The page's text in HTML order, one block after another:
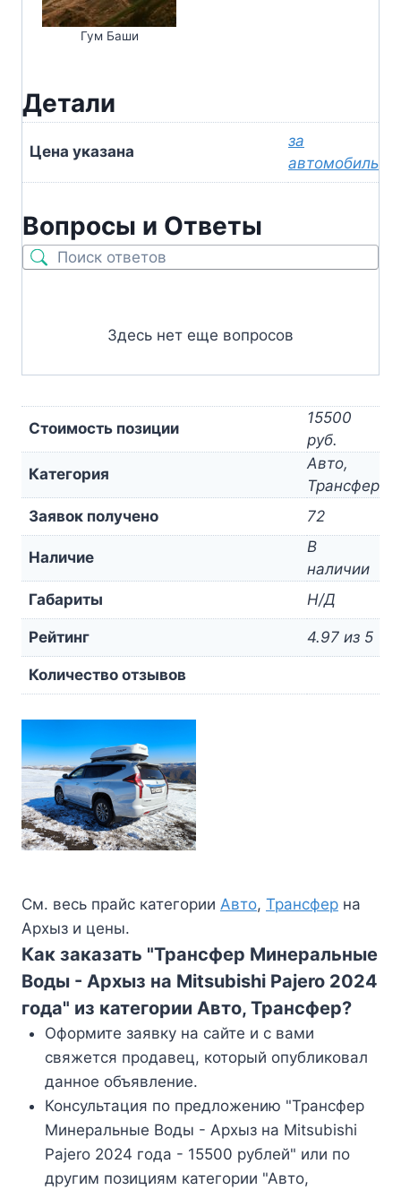
Гум Баши
Детали
Цена указана
за
автомобиль
Вопросы и Ответы
Здесь нет еще вопросов
Стоимость позиции
15500
руб.
Категория
Авто,
Трансфер
Заявок получено
72
Наличие
В
наличии
Габариты
Н/Д
Рейтинг 4.97 из 5
Количество отзывов
См. весь прайс категории Авто, Трансфер на
Архыз и цены.
Как заказать "Трансфер Минеральные
Воды - Архыз на Mitsubishi Pajero 2024
года" из категории Авто, Трансфер?
Оформите заявку на сайте и с вами
свяжется продавец, который опубликовал
данное объявление.
Консультация по предложению "Трансфер
Минеральные Воды - Архыз на Mitsubishi
Pajero 2024 года - 15500 рублей" или по
другим позициям категории "Авто,